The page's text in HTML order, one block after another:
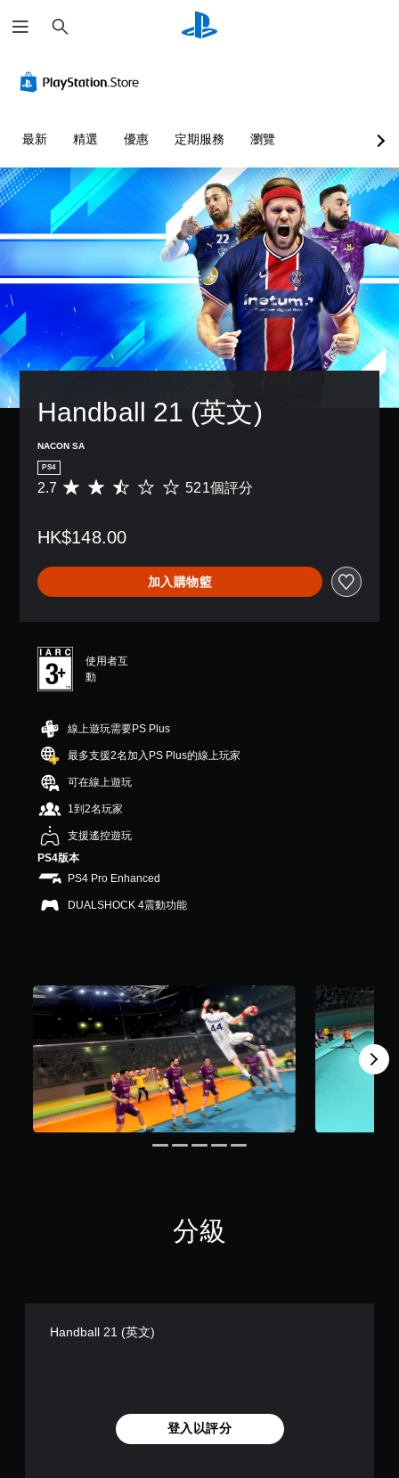
尋
最新 精選 優惠 定期服務 瀏覽
Handball 21 (英文)
NACON SA
PS4
平
分
2
.
（
滿
分
星
）
，
共
2
則
評
分
2.7 521個評分
HK$148.00
加入購物籃
使用者互
動
線上遊玩需要PS Plus
最多支援2名加入PS Plus的線上玩家
可在線上遊玩
1到2名玩家
支援遙控遊玩
PS4版本
PS4 Pro Enhanced
DUALSHOCK 4震動功能
分級
Handball 21 (英文)
登入以評分